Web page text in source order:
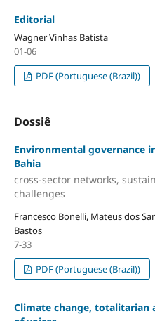
Editorial
Wagner Vinhas Batista
01-06
PDF (Portuguese (Brazil))
Dossiê
Environmental governance
Bahia
cross-sector networks,
challenges
Francesco Bonelli, Mateus dos
Bastos
7-33
PDF (Portuguese (Brazil))
Climate change, totalitarian